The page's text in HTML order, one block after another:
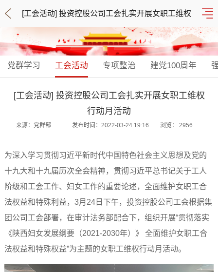
[工会活动] 投资控股公司工会扎实开展女职工维权
行动月活动
党群学习 工会活动 专项整治 建党100周年
[工会活动] 投资控股公司工会扎实开展女职工维权
行动月活动
来源：党群部 发布时间：2022-03-24 19:16 浏览： 2956
为深入学习贯彻习近平新时代中国特色社会主义思想及党的
十九大和十九届历次全会精神，贯彻习近平总书记关于工人
阶级和工会工作、妇女工作的重要论述，全面维护女职工合
法权益和特殊利益，3月24日下午，投资控股公司工会根据集
团公司工会部署，在审计法务部配合下，组织开展“贯彻落实
《陕西妇女发展纲要（2021-2030年）》 全面维护女职工合
法权益和特殊权益”为主题的女职工维权行动月活动。